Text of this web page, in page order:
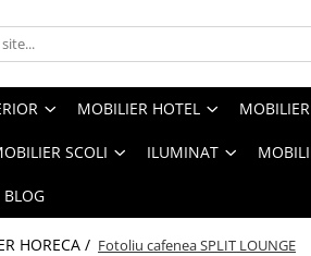
MOBILIER HOTEL
SCOLI ILUMINAT
BLOG
HORECA / Fotoliu cafenea SPLIT LOUNGE